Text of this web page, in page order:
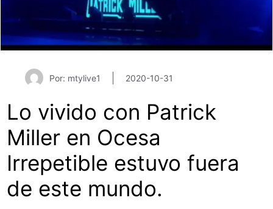
Por: mtylive1 2020-10-31
Lo vivido con Patrick
Miller en Ocesa
Irrepetible estuvo fuera
de este mundo.